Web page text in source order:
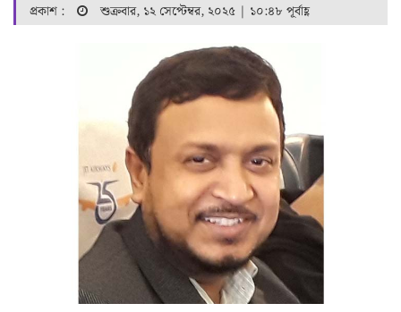
প্রকাশ : শুক্রবার, ১২ সেপ্টেম্বর, ২০২৫ | ১০:৪৮ পূর্বাহ্ণ